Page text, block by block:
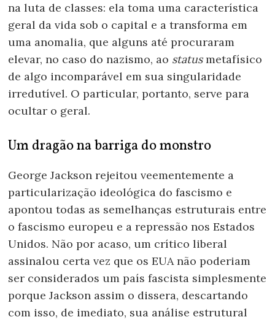
na luta de classes: ela toma uma característica
geral da vida sob o capital e a transforma em
uma anomalia, que alguns até procuraram
elevar, no caso do nazismo, ao statusmetafísico
de algo incomparável em sua singularidade
irredutível. O particular, portanto, serve para
ocultar o geral.
Um dragão na barriga do monstro
George Jackson rejeitou veementemente a
particularização ideológica do fascismo e
apontou todas as semelhanças estruturais entre
o fascismo europeu e a repressão nos Estados
Unidos. Não por acaso, um crítico liberal
assinalou certa vez que os EUA não poderiam
ser considerados um país fascista simplesmente
porque Jackson assim o dissera, descartando
com isso, de imediato, sua análise estrutural